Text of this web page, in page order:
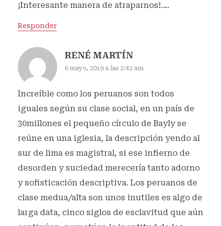
¡Interesante manera de atraparnos!….
Responder
RENÉ MARTÍN
6 mayo, 2019 a las 2:42 am
Increíble como los peruanos son todos
iguales según su clase social, en un país de
30millones el pequeño círculo de Bayly se
reúne en una iglesia, la descripción yendo al
sur de lima es magistral, si ese infierno de
desorden y suciedad merecería tanto adorno
y sofisticación descriptiva. Los peruanos de
clase medua/alta son unos inutiles es algo de
larga data, cinco siglos de esclavitud que aún